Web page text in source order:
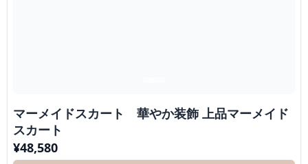
マーメイドスカート 華やか装飾 上品マーメイド
スカート
¥48,580